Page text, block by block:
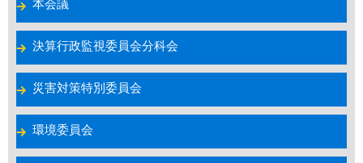
本会議
決算行政監視委員会分科会
災害対策特別委員会
環境委員会